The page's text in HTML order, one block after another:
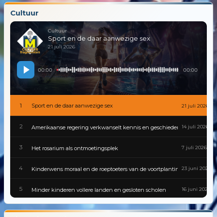
Cultuur
Cultuur
Sport en de daar aanwezige sex
21 juli 2026
00:00 00:00
1 Sport en de daar aanwezige sex 21 juli 2026
2 Amerikaanse regering verkwanselt kennis en geschiedenis14 juli 2026
3 Het rosarium als ontmoetingsplek 7 juli 2026
4 Kinderwens moraal en de roeptoeters van de voortplantingspolitiek
23 juni 2026
5 Minder kinderen vollere landen en gesloten scholen 16 juni 2026
6 Gevaarlijke besmettingen zijn van alle tijden 9 juni 2026